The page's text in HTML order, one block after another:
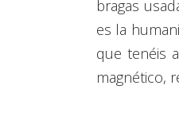
bragas
es la
que tenéis
magnético,